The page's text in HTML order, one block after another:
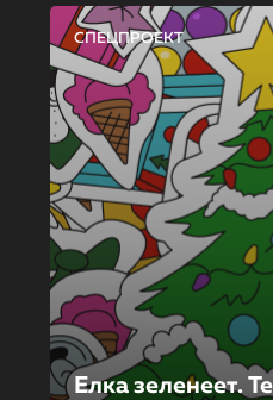
СПЕЦПРОЕКТ
Елка зеленеет.